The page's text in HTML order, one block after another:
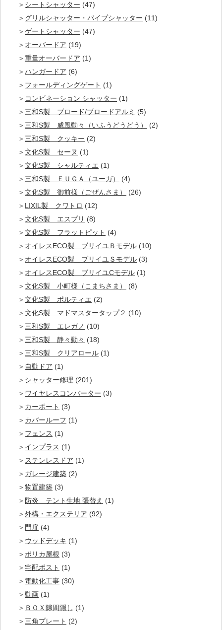
シートシャッター (47)
グリルシャッター・パイプシャッター (11)
ゲートシャッター (47)
オーバードア (19)
重量オーバードア (1)
ハンガードア (6)
フォールディングゲート (1)
コンビネーション シャッター (1)
三和S製 ブロード/ブロードアルミ (5)
三和S製 威風動々（いふうどうどう）
(2)
三和S製 クッキー (2)
文化S製 セーヌ (1)
文化S製 シャルティエ (1)
三和S製 ＥＵＧＡ（ユーガ）
(4)
文化S製 御前様（ごぜんさま）
(26)
LIXIL製 クワトロ (12)
文化S製 エスプリ (8)
文化S製 フラットピット (4)
オイレスECO製 ブリイユＢモデル (10)
オイレスECO製 ブリイユＳモデル (3)
オイレスECO製 ブリイユCモデル (1)
文化S製 小町様（こまちさま）
(8)
文化S製 ポルティエ (2)
文化S製 マドマスタータップ２ (10)
三和S製 エレガノ (10)
三和S製 静々動々 (18)
三和S製 クリアロール (1)
自動ドア (1)
シャッター修理 (201)
ワイヤレスコンバーター (3)
カーポート (3)
カバールーフ (1)
フェンス (1)
インプラス (1)
ステンレスドア (1)
ガレージ建築 (2)
物置建築 (3)
防炎 テント生地 張替え (1)
外構・エクステリア (92)
門扉 (4)
ウッドデッキ (1)
ポリカ屋根 (3)
宅配ポスト (1)
電動化工事 (30)
動画 (1)
ＢＯＸ隙間隠し (1)
三角プレート (2)